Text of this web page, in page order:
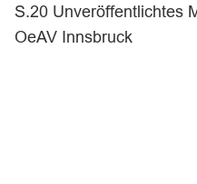
S.20 Unveröffentlichtes
OeAV Innsbruck